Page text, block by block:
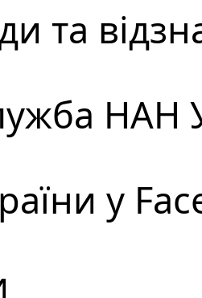
та
НАН
у